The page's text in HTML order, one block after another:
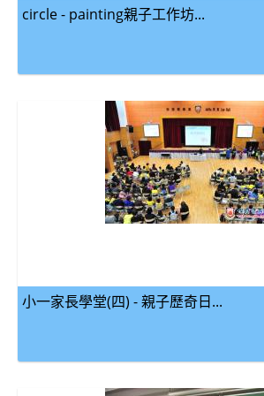
circle - painting親子工作坊...
小一家長學堂(四) - 親子歷奇日...